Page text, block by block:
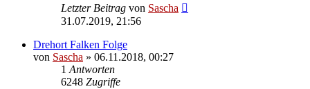
Letzter Beitrag von Sascha
31.07.2019, 21:56
Drehort Falken Folge
von Sascha » 06.11.2018, 00:27
1 Antworten
6248 Zugriffe